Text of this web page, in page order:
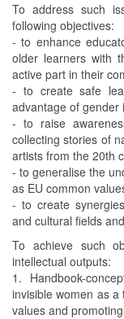
To address such
following objectives:
- to enhance
older learners with
active part in their
- to create safe
advantage of gender
- to raise
collecting stories of
artists from the 20th
- to generalise the
as EU common
- to create
and cultural fields
To achieve such
intellectual outputs:
1. Handbook-
invisible women as
values and